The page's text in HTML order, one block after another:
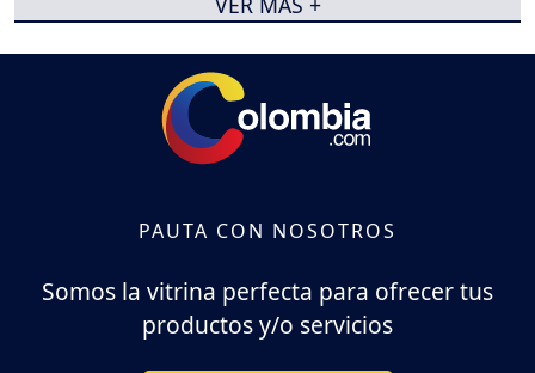
PAUTA CON NOSOTROS
Somos la vitrina perfecta para ofrecer tus
productos y/o servicios